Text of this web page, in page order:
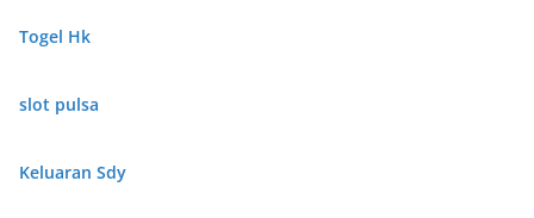
Togel Hk
slot pulsa
Keluaran Sdy